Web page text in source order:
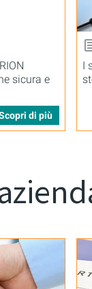
sicura e
di più
I